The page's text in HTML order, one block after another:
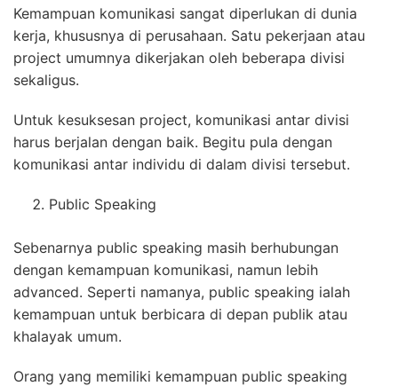
Kemampuan komunikasi sangat diperlukan di dunia
kerja, khususnya di perusahaan. Satu pekerjaan atau
project umumnya dikerjakan oleh beberapa divisi
sekaligus.
Untuk kesuksesan project, komunikasi antar divisi
harus berjalan dengan baik. Begitu pula dengan
komunikasi antar individu di dalam divisi tersebut.
Public Speaking
Sebenarnya public speaking masih berhubungan
dengan kemampuan komunikasi, namun lebih
advanced. Seperti namanya, public speaking ialah
kemampuan untuk berbicara di depan publik atau
khalayak umum.
Orang yang memiliki kemampuan public speaking